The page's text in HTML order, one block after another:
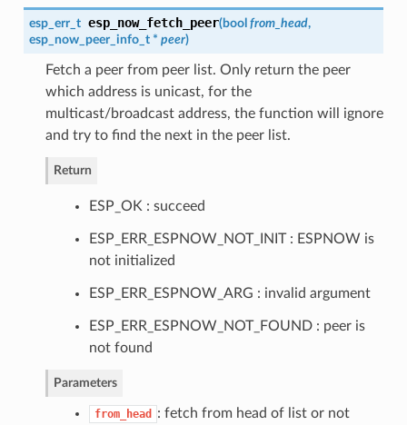
esp_err_t esp_now_fetch_peer(bool from_head,
esp_now_peer_info_t* peer)
Fetch a peer from peer list. Only return the peer
which address is unicast, for the
multicast/broadcast address, the function will ignore
and try to find the next in the peer list.
Return
ESP_OK : succeed
ESP_ERR_ESPNOW_NOT_INIT : ESPNOW is
not initialized
ESP_ERR_ESPNOW_ARG : invalid argument
ESP_ERR_ESPNOW_NOT_FOUND : peer is
not found
Parameters
from_head : fetch from head of list or not